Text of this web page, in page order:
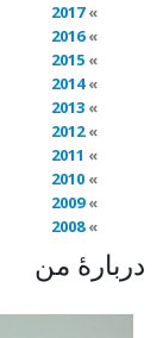
2017
2016
2015
2014
2013
2012
2011
2010
2009
2008
دربارهٔ من